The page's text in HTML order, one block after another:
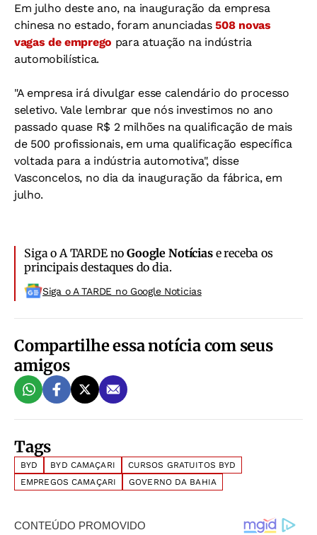
Em julho deste ano, na inauguração da empresa
chinesa no estado, foram anunciadas508 novas
vagas de emprego para atuação na indústria
automobilística.
"A empresa irá divulgar esse calendário do processo
seletivo. Vale lembrar que nós investimos no ano
passado quase R$ 2 milhões na qualificação de mais
de 500 profissionais, em uma qualificação específica
voltada para a indústria automotiva", disse
Vasconcelos, no dia da inauguração da fábrica, em
julho.
Siga o A TARDE noGoogle Notíciase receba os
principais destaques do dia.
Siga o A TARDE no Google Noticias
Compartilhe essa notícia com seus
amigos
Tags
BYD BYD CAMAÇARI
CURSOS GRATUITOS BYD
EMPREGOS CAMAÇARI
GOVERNO DA BAHIA